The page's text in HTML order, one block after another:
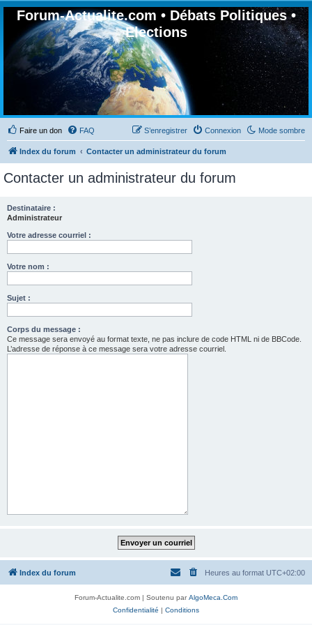
Forum-Actualite.com • Débats Politiques •
Elections
Faire un don Mode sombre
FAQ Connexion
S’enregistrer
Index du forum Contacter un administrateur du forum
Contacter un administrateur du forum
Destinataire :
Administrateur
Votre adresse courriel :
Votre nom :
Sujet :
Corps du message :
Ce message sera envoyé au format texte, ne pas inclure de code HTML ni de BBCode.
L’adresse de réponse à ce message sera votre adresse courriel.
Index du forum Heures au format UTC+02:00
Forum-Actualite.com | Soutenu parAlgoMeca.Com
Confidentialité | Conditions